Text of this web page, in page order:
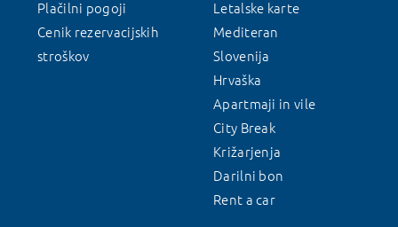
Plačilni pogoji
Cenik rezervacijskih
stroškov
Letalske karte
Mediteran
Slovenija
Hrvaška
Apartmaji in vile
City Break
Križarjenja
Darilni bon
Rent a car